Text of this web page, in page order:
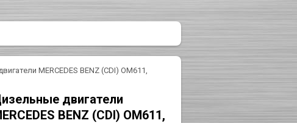
MERCEDES BENZ (CDI) ОМ611,
двигатели
BENZ (CDI) ОМ611,